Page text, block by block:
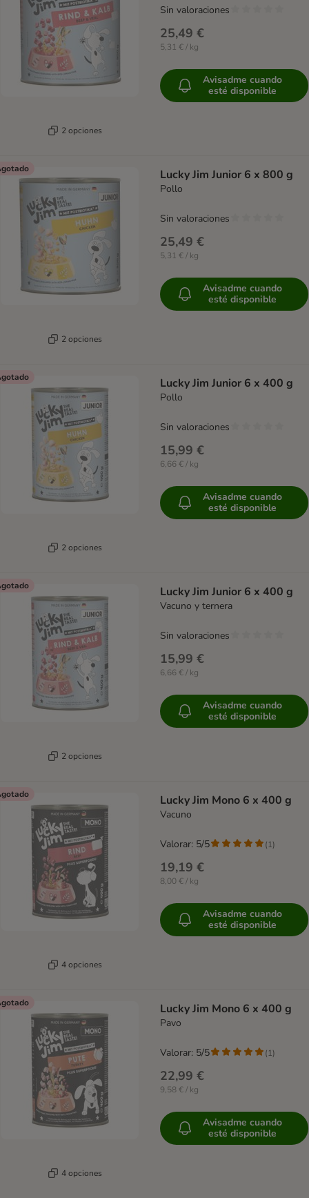
2 opciones
25,49 €
5,31 € / kg
Sin valoraciones
Avisadme cuando
esté disponible
2 opciones
Lucky Jim Junior 6 x 800 g
Pollo
25,49 €
5,31 € / kg
Sin valoraciones
Avisadme cuando
esté disponible
2 opciones
Lucky Jim Junior 6 x 400 g
Pollo
15,99 €
6,66 € / kg
Sin valoraciones
Avisadme cuando
esté disponible
2 opciones
Lucky Jim Junior 6 x 400 g
Vacuno y ternera
15,99 €
6,66 € / kg
Sin valoraciones
Avisadme cuando
esté disponible
4 opciones
Lucky Jim Mono 6 x 400 g
Vacuno
19,19 €
8,00 € / kg
Valorar: 5/5 (1)
Avisadme cuando
esté disponible
4 opciones
Lucky Jim Mono 6 x 400 g
Pavo
22,99 €
9,58 € / kg
Valorar: 5/5 (1)
Avisadme cuando
esté disponible